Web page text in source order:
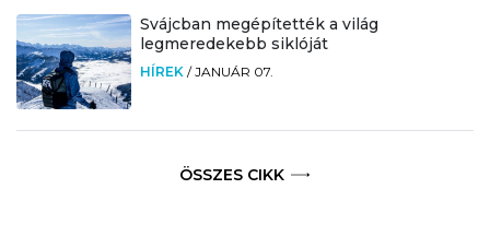
Svájcban megépítették a világ
legmeredekebb siklóját
HÍREK /JANUÁR 07.
ÖSSZES CIKK